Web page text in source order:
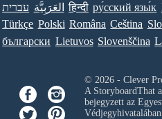
עברית العَرَبِيَّة हिन्दी ру́сский язы́к
Türkçe Polski Româna Ceština
български Lietuvos Slovenščina
© 2026 - Clever
A StoryboardThat a
bejegyzett az
Védjegyhivatalában